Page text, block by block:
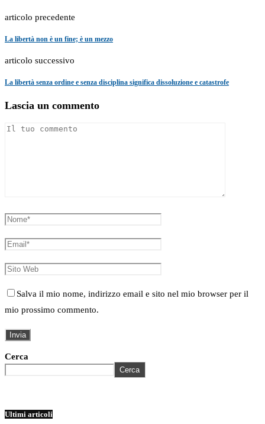
articolo precedente
La libertà non è un fine; è un mezzo
articolo successivo
La libertà senza ordine e senza disciplina significa dissoluzione e catastrofe
Lascia un commento
Salva il mio nome, indirizzo email e sito nel mio browser per il
mio prossimo commento.
Cerca
Cerca
Ultimi articoli